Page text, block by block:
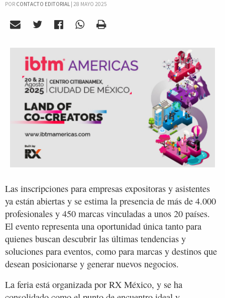
POR CONTACTO EDITORIAL| 28 MAYO 2025
Las inscripciones para empresas expositoras y asistentes
ya están abiertas y se estima la presencia de más de 4.000
profesionales y 450 marcas vinculadas a unos 20 países.
El evento representa una oportunidad única tanto para
quienes buscan descubrir las últimas tendencias y
soluciones para eventos, como para marcas y destinos que
desean posicionarse y generar nuevos negocios.
La feria está organizada por RX México, y se ha